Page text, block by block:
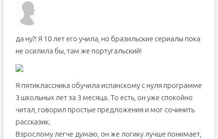
да ну?! Я 10 лет его учила, но бразильские сериалы пока
не осилила бы, там же португальский!
Я пятиклассника обучила испанскому с нуля программе
3 школьных лет за 3 месяца. То есть, он уже спокойно
читал, говорил простые предложения и мог сочинить
рассказик.
Взрослому легче думаю, он же логику лучше понимает,